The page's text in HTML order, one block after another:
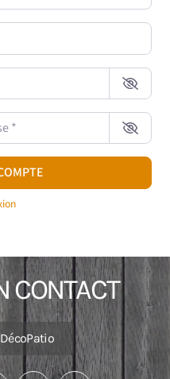
CONTACT